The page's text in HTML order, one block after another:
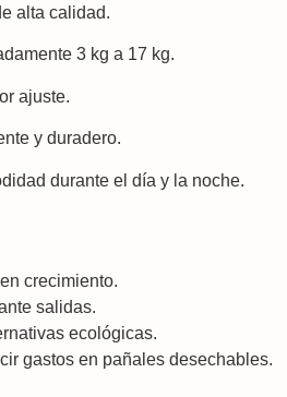
alta calidad.
3 kg a 17 kg.
ajuste.
y duradero.
durante el día y la noche.
crecimiento.
salidas.
ecológicas.
gastos en pañales desechables.